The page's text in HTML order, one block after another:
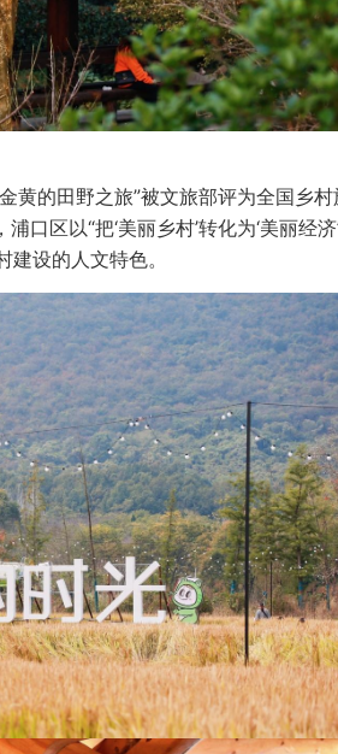
的田野之旅”被文旅部评为全国乡村
区以“把‘美丽乡村’转化为‘美丽经济
设的人文特色。